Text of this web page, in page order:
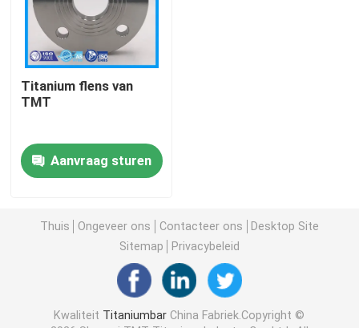
Thuis
Videos
Titanium flens van
TMT
Aanvraag sturen
Thuis Ongeveer ons Contacteer ons
Desktop Site
Sitemap
Privacybeleid
Kwaliteit Titaniumbar China Fabriek.Copyright ©